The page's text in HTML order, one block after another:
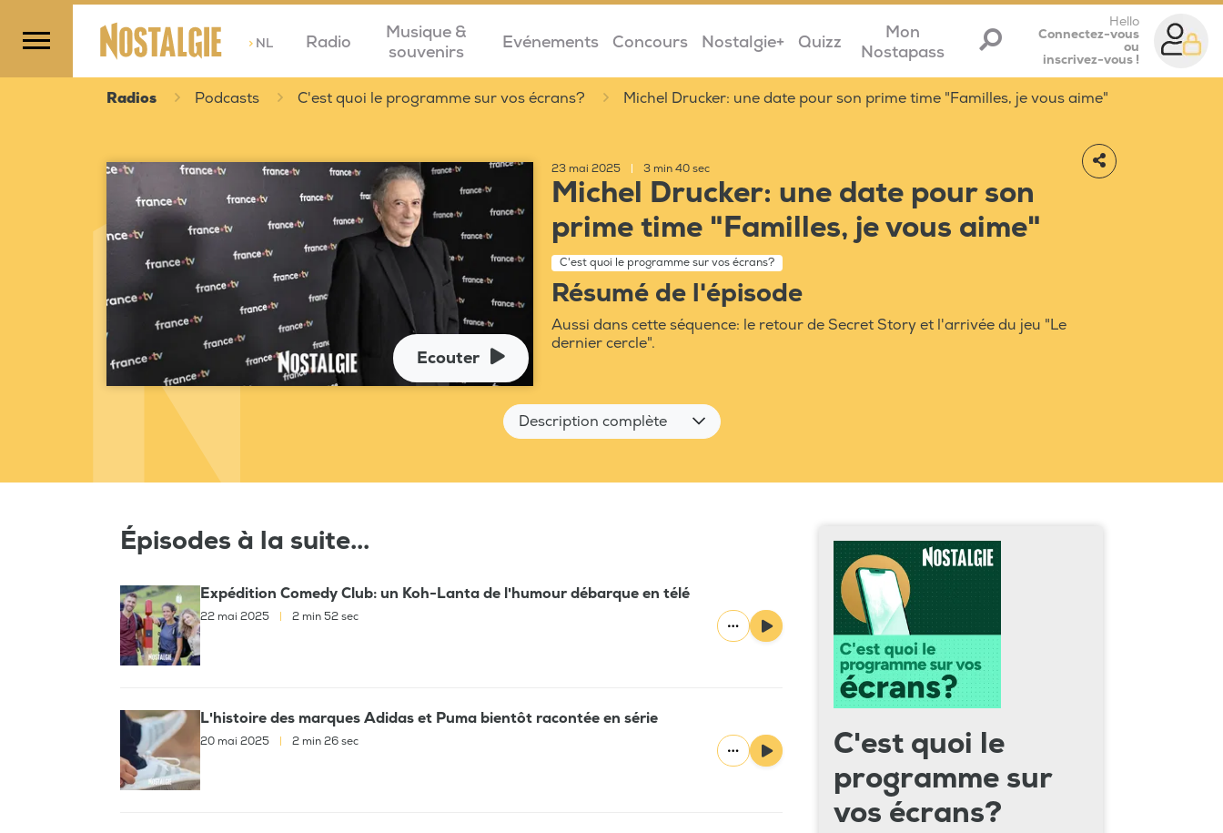
>NL Radio
Musique &
souvenirs
Evénements Concours Nostalgie+ Quizz
Mon
Nostapass
Hello
Connectez-vous
ou
inscrivez-vous !
Radios Podcasts C'est quoi le programme sur vos écrans? Michel Drucker: une date pour son prime time "Familles, je vous aime"
Ecouter
23 mai 2025 3 min 40 sec
Michel Drucker: une date pour son
prime time "Familles, je vous aime"
C'est quoi le programme sur vos écrans?
Résumé de l'épisode
Aussi dans cette séquence: le retour de Secret Story et l'arrivée du jeu "Le
dernier cercle".
Description complète
Épisodes à la suite...
Expédition Comedy Club: un Koh-Lanta de l'humour débarque en télé
22 mai 2025 2 min 52 sec
L'histoire des marques Adidas et Puma bientôt racontée en série
20 mai 2025 2 min 26 sec
C'est quoi le
programme sur
vos écrans?